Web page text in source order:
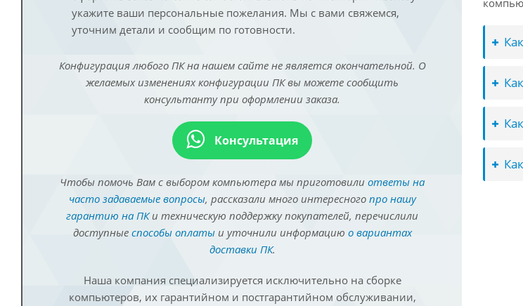
укажите ваши персональные пожелания. Мы с вами свяжемся,
уточним детали и сообщим по готовности.
Конфигурация любого ПК на нашем сайте не является окончательной. О
желаемых изменениях конфигурации ПК вы можете сообщить
консультанту при оформлении заказа.
Консультация
Чтобы помочь Вам с выбором компьютера мы приготовили ответы на
часто задаваемые вопросы, рассказали много интересного про нашу
гарантию на ПКи техническую поддержку покупателей, перечислили
доступные способы оплатыи уточнили информацию о вариантах
доставки ПК.
Наша компания специализируется исключительно на сборке
компьютеров, их гарантийном и постгарантийном обслуживании,